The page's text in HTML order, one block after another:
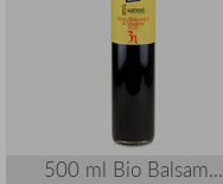
500 ml Bio Balsam...